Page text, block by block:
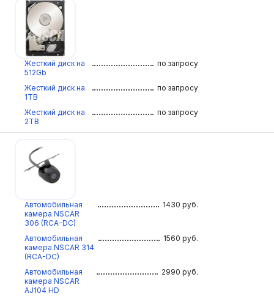
Жесткий диск на
512Gb
по запросу
Жесткий диск на
1TB
по запросу
Жесткий диск на
2TB
по запросу
Автомобильная
камера NSCAR
306 (RCA-DC)
1430 руб.
Автомобильная
камера NSCAR 314
(RCA-DC)
1560 руб.
Автомобильная
камера NSCAR
AJ104 HD
2990 руб.